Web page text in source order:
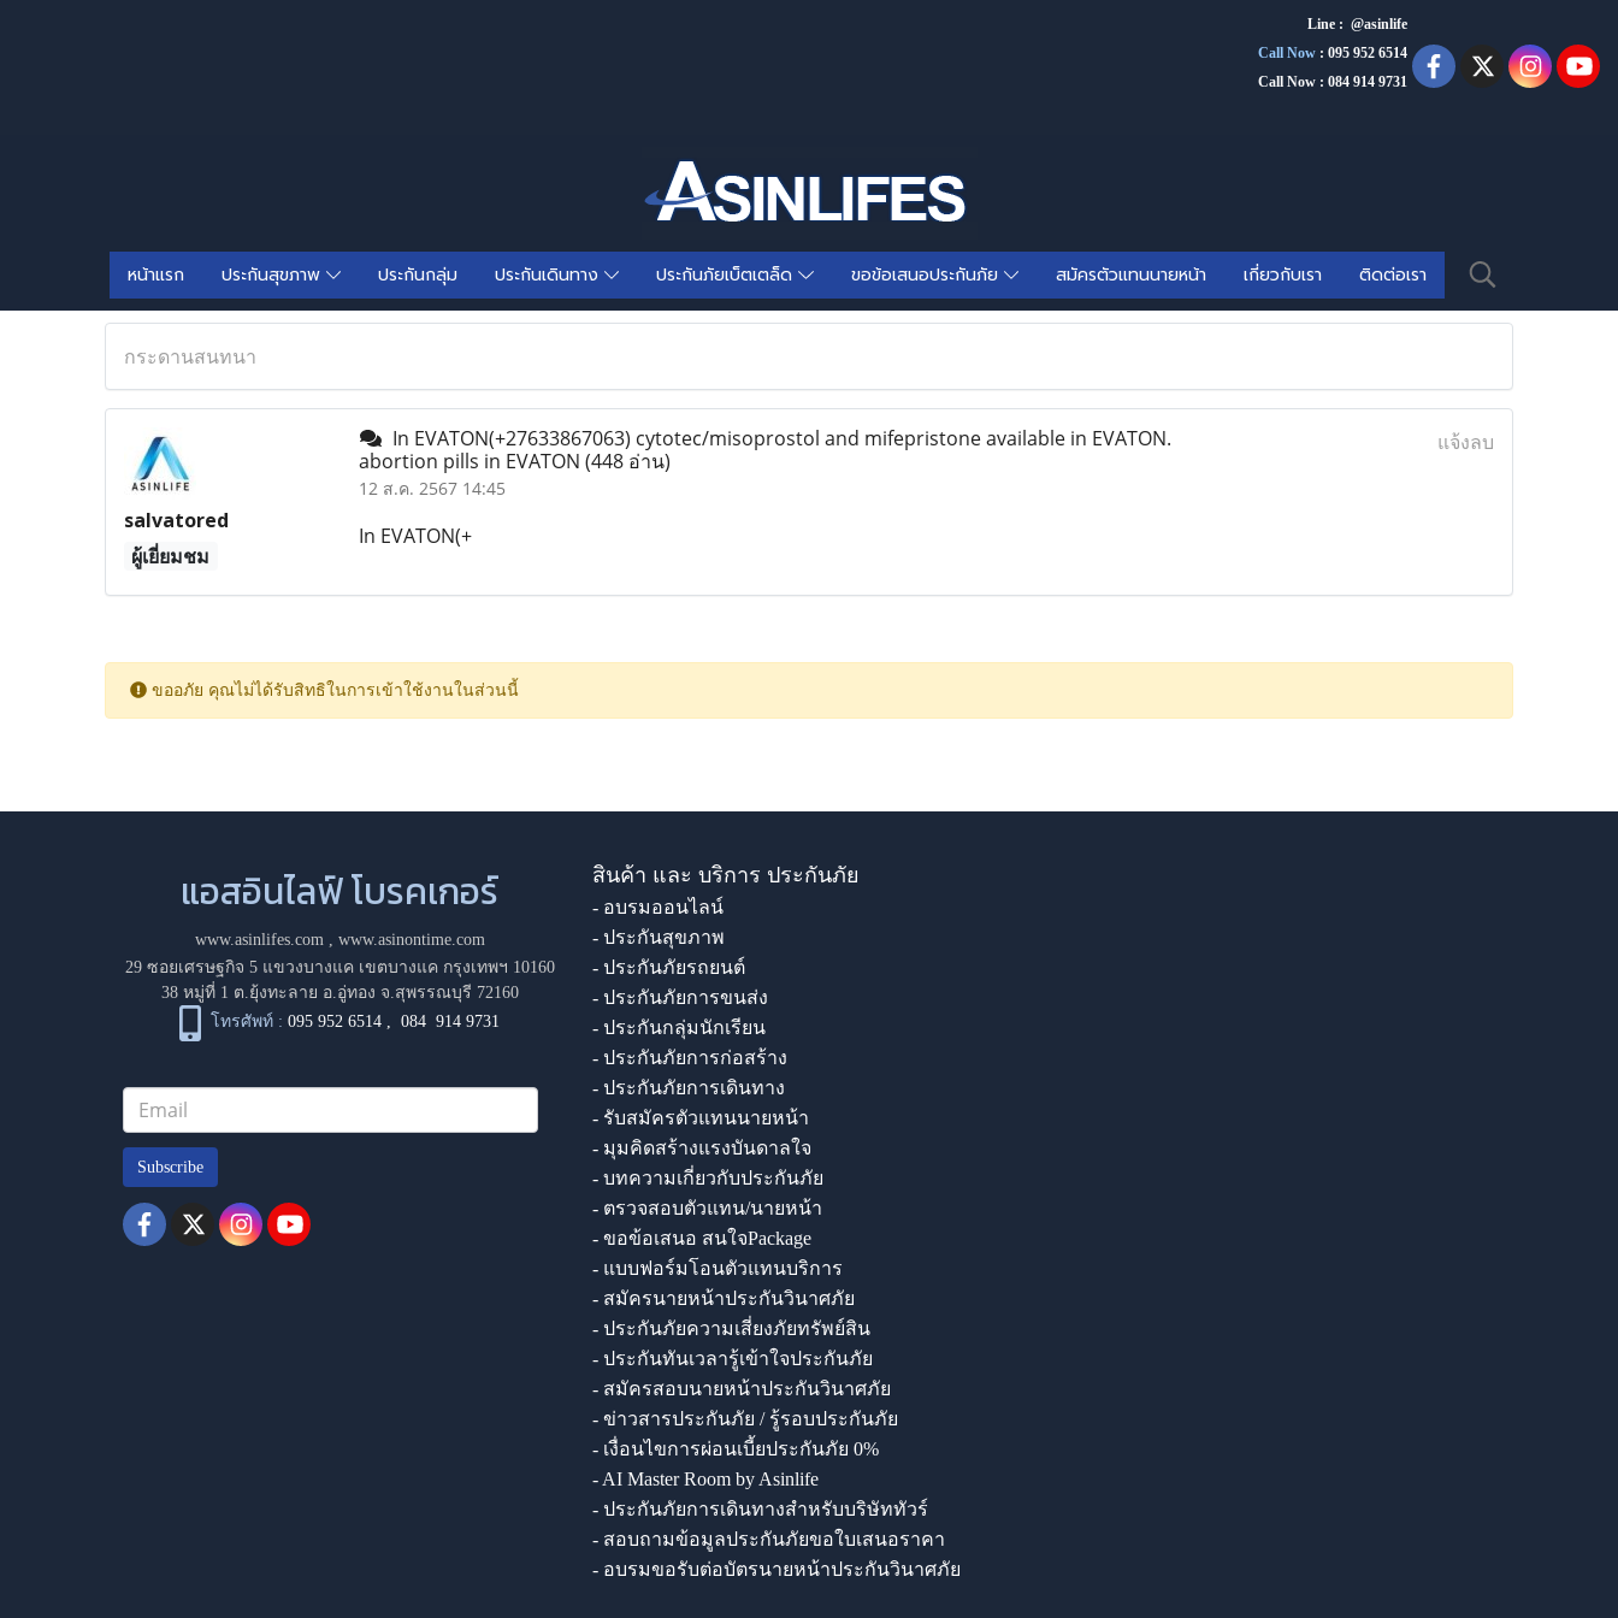
Line : @asinlife
Call Now : 095 952 6514
Call Now : 084 914 9731
หน้าแรก ประกันสุขภาพ ประกันกลุ่ม ประกันเดินทาง ประกันภัยเบ็ตเตล็ด ขอข้อเสนอประกันภัย สมัครตัวแทนนายหน้า เกี่ยวกับเรา ติดต่อเรา
กระดานสนทนา
salvatored
ผู้เยี่ยมชม
In EVATON(+27633867063) cytotec/misoprostol and mifepristone available in EVATON.
abortion pills in EVATON (448 อ่าน)
12 ส.ค. 2567 14:45
แจ้งลบ
In EVATON(+
ขออภัย คุณไม่ได้รับสิทธิในการเข้าใช้งานในส่วนนี้
แอสอินไลฟ์ โบรคเกอร์
www.asinlifes.com, www.asinontime.com
29 ซอยเศรษฐกิจ 5 แขวงบางแค เขตบางแค กรุงเทพฯ 10160
38 หมู่ที่ 1 ต.ยุ้งทะลาย อ.อู่ทอง จ.สุพรรณบุรี 72160
โทรศัพท์ : 095 952 6514 ,084 914 9731
Subscribe
สินค้า และ บริการ ประกันภัย
- อบรมออนไลน์
- ประกันสุขภาพ
- ประกันภัยรถยนต์
- ประกันภัยการขนส่ง
- ประกันกลุ่มนักเรียน
- ประกันภัยการก่อสร้าง
- ประกันภัยการเดินทาง
- รับสมัครตัวแทนนายหน้า
- มุมคิดสร้างแรงบันดาลใจ
- บทความเกี่ยวกับประกันภัย
- ตรวจสอบตัวแทน/นายหน้า
- ขอข้อเสนอ สนใจPackage
- แบบฟอร์มโอนตัวแทนบริการ
- สมัครนายหน้าประกันวินาศภัย
- ประกันภัยความเสี่ยงภัยทรัพย์สิน
- ประกันทันเวลารู้เข้าใจประกันภัย
- สมัครสอบนายหน้าประกันวินาศภัย
- ข่าวสารประกันภัย / รู้รอบประกันภัย
- เงื่อนไขการผ่อนเบี้ยประกันภัย 0%
- AI Master Room by Asinlife
- ประกันภัยการเดินทางสำหรับบริษัททัวร์
- สอบถามข้อมูลประกันภัยขอใบเสนอราคา
- อบรมขอรับต่อบัตรนายหน้าประกันวินาศภัย